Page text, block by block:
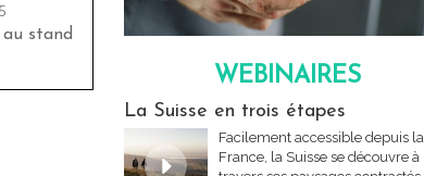
au stand
WEBINAIRES
La Suisse en trois étapes
Facilement accessible depuis la
France, la Suisse se découvre à